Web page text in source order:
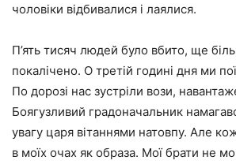
чоловіки відбивалися і лаялися.
П’ять тисяч людей було вбито, ще
покалічено. О третій годині дня ми
По дорозі нас зустріли вози,
Боягузливий градоначальник
увагу царя вітаннями натовпу. Але
в моїх очах як образа. Мої брати не